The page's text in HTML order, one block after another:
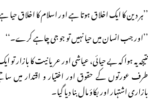
’’ہر دین کا ایک اخلاق ہوتا ہے اور اسلام کا اخلاق حیا
’’اور جب انسان میں حیا نہیں تو جو جی چاہے کرے۔‘‘
نتیجہ یہ ہوا کہ بے حیائی، عیاشی اور عریانیت کا
طرف عورتوں کے حقوق اور اختیار و اقتدار میں
بازاری اشتہار اور بکاؤ مال بنا دیا گیا۔